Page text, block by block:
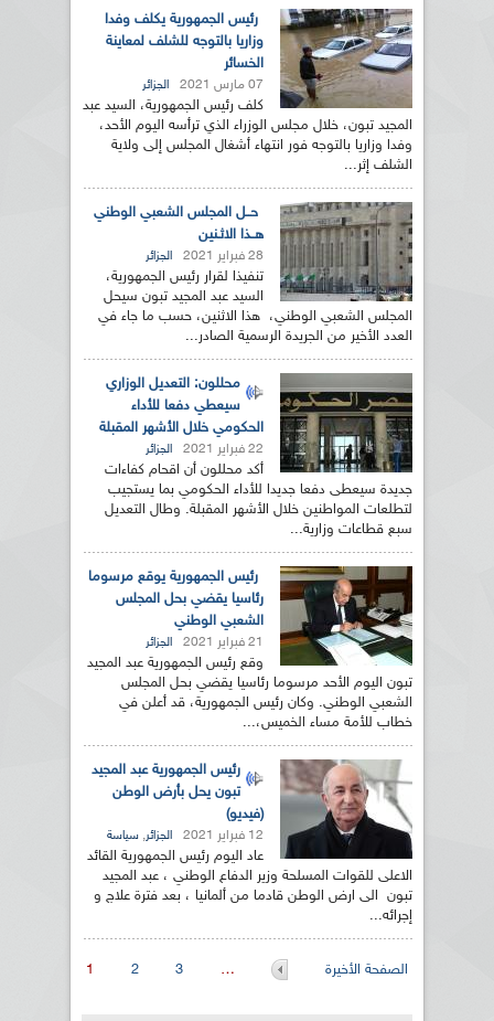
رئيس الجمهورية يكلف وفدا
وزاريا بالتوجه للشلف لمعاينة
الخسائر
07 مارس 2021 الجزائر
كلف رئيس الجمهورية، السيد عبد
المجيد تبون، خلال مجلس الوزراء الذي ترأسه اليوم الأحد،
وفدا وزاريا بالتوجه فور انتهاء أشغال المجلس إلى ولاية
الشلف إثر...
حــل المجلس الشعبي الوطني
هــذا الاثـنين
28 فبراير 2021 الجزائر
تنفيذا لقرار رئيس الجمهورية،
السيد عبد المجيد تبون سيحل
المجلس الشعبي الوطني، هذا الاثنين، حسب ما جاء في
العدد الأخير من الجريدة الرسمية الصادر...
محللون: التعديل الوزاري
سيعطي دفعا للأداء
الحكومي خلال الأشهر المقبلة
22 فبراير 2021 الجزائر
أكد محللون أن اقحام كفاءات
جديدة سيعطى دفعا جديدا للأداء الحكومي بما يستجيب
لتطلعات المواطنين خلال الأشهر المقبلة. وطال التعديل
سبع قطاعات وزارية...
رئيس الجمهورية يوقع مرسوما
رئاسيا يقضي بحل المجلس
الشعبي الوطني
21 فبراير 2021 الجزائر
وقع رئيس الجمهورية عبد المجيد
تبون اليوم الأحد مرسوما رئاسيا يقضي بحل المجلس
الشعبي الوطني. وكان رئيس الجمهورية، قد أعلن في
خطاب للأمة مساء الخميس،...
رئيس الجمهورية عبد المجيد
تبون يحل بأرض الوطن
(فيديو)
12 فبراير 2021 الجزائر, سياسة
عاد اليوم رئيس الجمهورية القائد
الاعلى للقوات المسلحة وزير الدفاع الوطني ، عبد المجيد
تبون الى ارض الوطن قادما من ألمانيا ، بعد فترة علاج و
إجرائه...
الصفحات 1 2 3 … الصفحة الأخيرة